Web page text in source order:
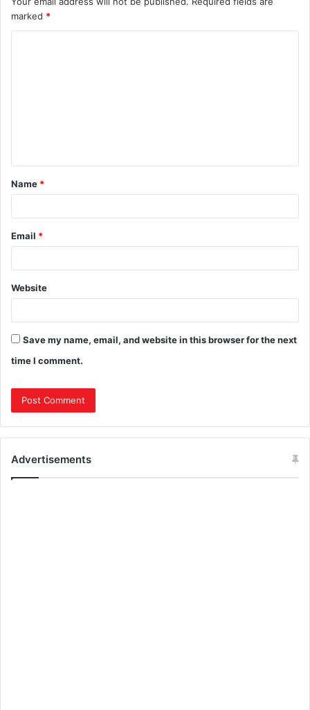
marked *
Name *
Email *
Website
Save my name, email, and website in this browser for the next
time I comment.
Advertisements